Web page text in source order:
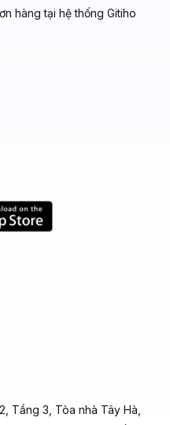
hàng tại hệ thống Gitiho
Tầng 3, Tòa nhà Tây Hà,